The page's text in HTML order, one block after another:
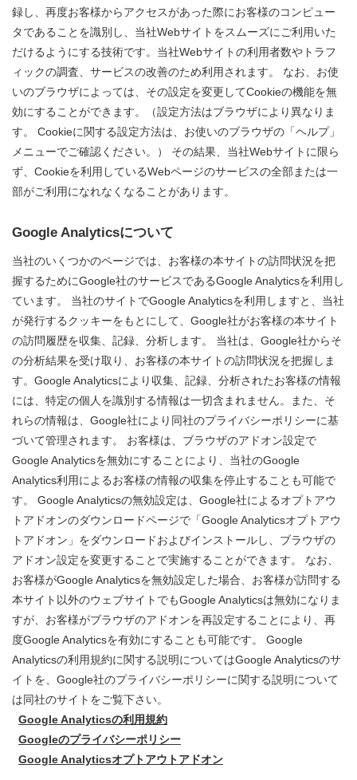
録し、再度お客様からアクセスがあった際にお客様のコンピュー
タであることを識別し、当社Webサイトをスムーズにご利用いた
だけるようにする技術です。当社Webサイトの利用者数やトラフ
ィックの調査、サービスの改善のため利用されます。 なお、お使
いのブラウザによっては、その設定を変更してCookieの機能を無
効にすることができます。（設定方法はブラウザにより異なりま
す。 Cookieに関する設定方法は、お使いのブラウザの「ヘルプ」
メニューでご確認ください。） その結果、当社Webサイトに限ら
ず、Cookieを利用しているWebページのサービスの全部または一
部がご利用になれなくなることがあります。
Google Analyticsについて
当社のいくつかのページでは、お客様の本サイトの訪問状況を把
握するためにGoogle社のサービスであるGoogle Analyticsを利用し
ています。 当社のサイトでGoogle Analyticsを利用しますと、当社
が発行するクッキーをもとにして、Google社がお客様の本サイト
の訪問履歴を収集、記録、分析します。 当社は、Google社からそ
の分析結果を受け取り、お客様の本サイトの訪問状況を把握しま
す。Google Analyticsにより収集、記録、分析されたお客様の情報
には、特定の個人を識別する情報は一切含まれません。また、そ
れらの情報は、Google社により同社のプライバシーポリシーに基
づいて管理されます。 お客様は、ブラウザのアドオン設定で
Google Analyticsを無効にすることにより、当社のGoogle
Analytics利用によるお客様の情報の収集を停止することも可能で
す。 Google Analyticsの無効設定は、Google社によるオプトアウ
トアドオンのダウンロードページで「Google Analyticsオプトアウ
トアドオン」をダウンロードおよびインストールし、ブラウザの
アドオン設定を変更することで実施することができます。 なお、
お客様がGoogle Analyticsを無効設定した場合、お客様が訪問する
本サイト以外のウェブサイトでもGoogle Analyticsは無効になりま
すが、お客様がブラウザのアドオンを再設定することにより、再
度Google Analyticsを有効にすることも可能です。 Google
Analyticsの利用規約に関する説明についてはGoogle Analyticsのサ
イトを、Google社のプライバシーポリシーに関する説明について
は同社のサイトをご覧下さい。
Google Analyticsの利用規約
Googleのプライバシーポリシー
Google Analyticsオプトアウトアドオン